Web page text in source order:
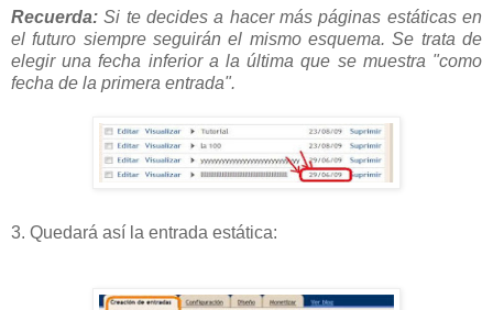
Recuerda: Si te decides a hacer más páginas estáticas en
el futuro siempre seguirán el mismo esquema. Se trata de
elegir una fecha inferior a la última que se muestra "como
fecha de la primera entrada".
3. Quedará así la entrada estática: